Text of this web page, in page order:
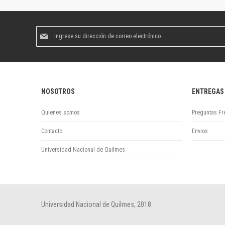
boletín
NOSOTROS
Quienes somos
Contacto
Universidad Nacional de Quilmes
ENTREGAS
Preguntas
Envios
Universidad Nacional de Quilmes, 2018